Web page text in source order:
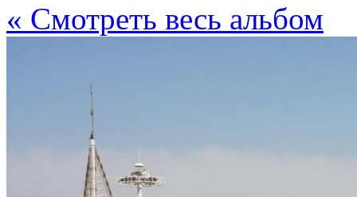
« Cмотреть весь альбом